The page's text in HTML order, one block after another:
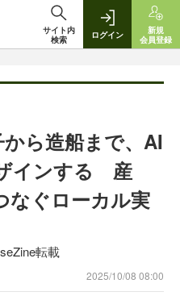
サイト内
検索
ログイン
新規
会員登録
から造船まで、AI
インする 産
なぐローカル実
転載
2025/10/08 08:00